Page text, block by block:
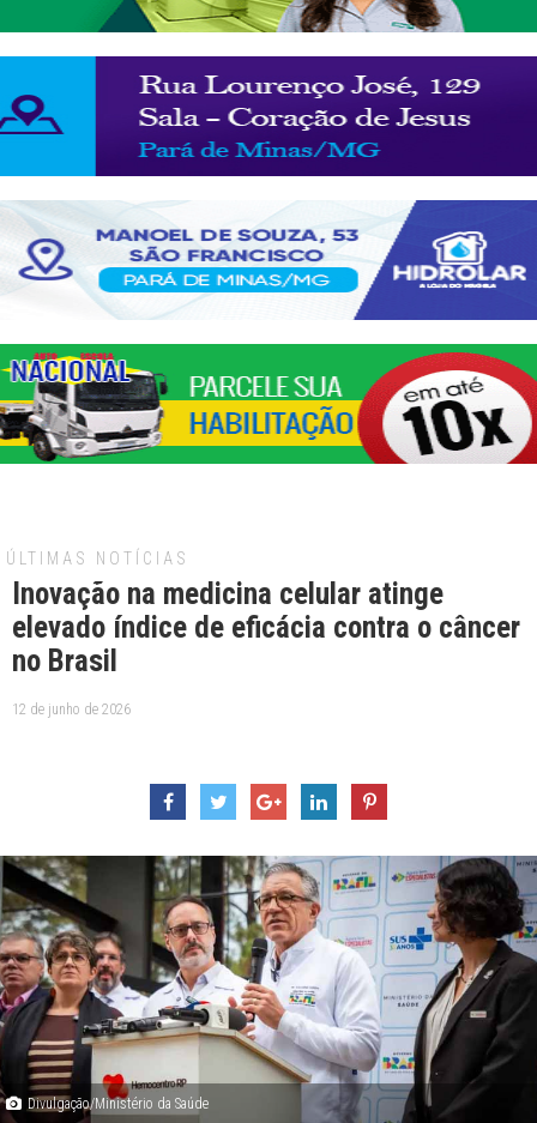
ÚLTIMAS NOTÍCIAS
Inovação na medicina celular atinge
elevado índice de eficácia contra o câncer
no Brasil
12 de junho de 2026
Divulgação/Ministério da Saúde